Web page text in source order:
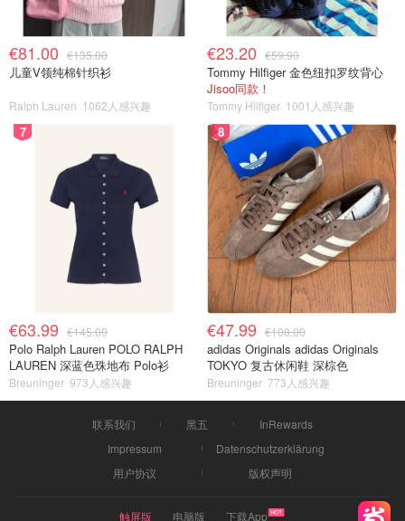
€81.00 €135.00
儿童V领纯棉针织衫
Ralph Lauren 1062人感兴趣
€23.20 €59.90
Tommy Hilfiger 金色纽扣罗纹背心
Jisoo同款！
Tommy Hilfiger 1001人感兴趣
7
€63.99 €145.00
Polo Ralph Lauren POLO RALPH
LAUREN 深蓝色珠地布 Polo衫
Breuninger 973人感兴趣
8
€47.99 €100.00
adidas Originals adidas Originals
TOKYO 复古休闲鞋 深棕色
Breuninger 773人感兴趣
联系我们 黑五
InRewards
Impressum
Datenschutzerklärung
用户协议
版权声明
触屏版 电脑版 下载App